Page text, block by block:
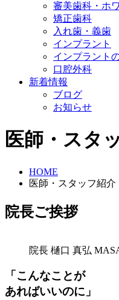
審美歯科・ホ
矯正歯科
入れ歯・義歯
インプラント
インプラント
口腔外科
新着情報
ブログ
お知らせ
医師・スタ
HOME
医師・スタッフ紹介
院長ご挨拶
院長 樋口 真弘
「こんなことが
あればいいのに」